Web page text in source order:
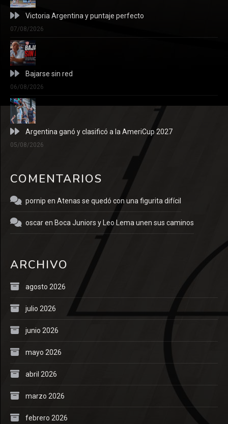
Victoria Argentina y puntaje perfecto
07/08/2026
Bajarse sin red
06/08/2026
Argentina ganó y clasificó a la AmeriCup 2027
05/08/2026
COMENTARIOS
pornip en Atenas se quedó con una figurita difícil
oscaren Boca Juniors y Leo Lema unen sus caminos
ARCHIVO
agosto 2026
julio 2026
junio 2026
mayo 2026
abril 2026
marzo 2026
febrero 2026